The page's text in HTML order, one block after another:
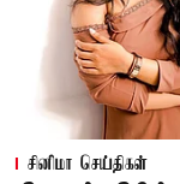
சினிமா செய்திகள்